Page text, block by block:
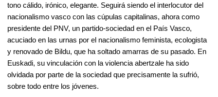
tono cálido, irónico, elegante. Seguirá siendo el interlocutor del
nacionalismo vasco con las cúpulas capitalinas, ahora como
presidente del PNV, un partido-sociedad en el País Vasco,
acuciado en las urnas por el nacionalismo feminista, ecologista
y renovado de Bildu, que ha soltado amarras de su pasado. En
Euskadi, su vinculación con la violencia abertzale ha sido
olvidada por parte de la sociedad que precisamente la sufrió,
sobre todo entre los jóvenes.